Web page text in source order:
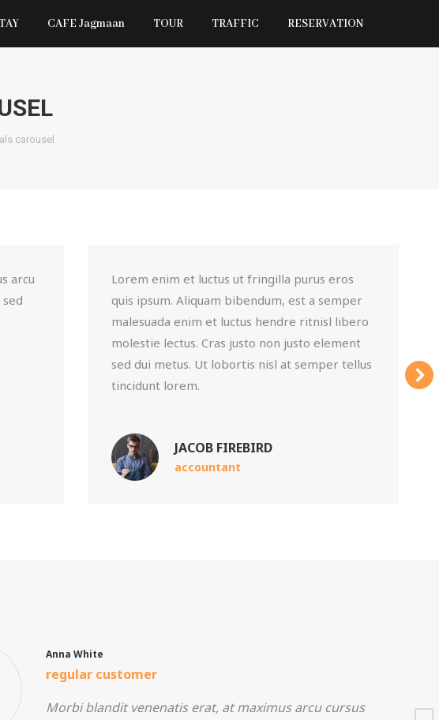
CAFE Jagmaan TOUR TRAFFIC RESERVATION
carousel
arcu
JACOB FIREBIRD
accountant
Lorem enim et luctus ut fringilla purus eros
quis ipsum. Aliquam bibendum, est a semper
malesuada enim et luctus hendre ritnisl libero
molestie lectus. Cras justo non justo element
sed dui metus. Ut lobortis nisl at semper tellus
tincidunt lorem.
Anna White
regular customer
Morbi blandit venenatis erat, at maximus arcu cursus